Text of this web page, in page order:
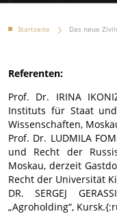
Startseite Das neue
Referenten:
Prof. Dr. IRINA
Instituts für Staat
Wissenschaften,
Prof. Dr. LUDMILA
und Recht der
Moskau, derzeit
Recht der Universität
DR. SERGEJ
„Agroholding“,